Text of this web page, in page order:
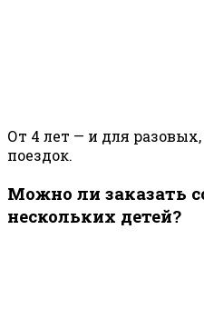
От 4 лет — и для
поездок.
Можно ли заказать
нескольких детей?